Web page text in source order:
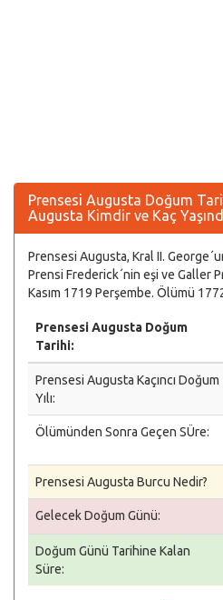
Prensesi Augusta Doğum
Augusta Kimdir ve Kaç
Prensesi Augusta, Kral II.
Prensi Frederick´nin eşi ve Galler
Kasım 1719 Perşembe. Ölümü
Prensesi Augusta Doğum
Tarihi:
Prensesi Augusta Kaçıncı Doğum
Yılı:
Ölümünden Sonra Geçen SÜre:
Prensesi Augusta Burcu Nedir?
Gelecek Doğum Günü:
Doğum Günü Tarihine Kalan
Süre: